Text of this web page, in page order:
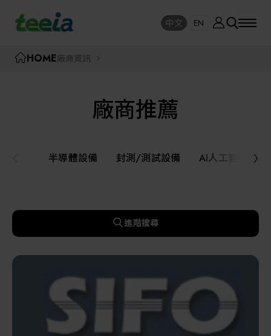
TEEIA
中文 EN
HOME廠商資訊
廠商推薦
半導體設備 封測/測試設備 AI人工智慧與
進階搜尋
中文 EN
課程研討
線上課程專區
解決方案
廠商資訊
廠商資訊
封測/測試設備
機器人與應用服務
關鍵模組/設備零組件材料加工與服務
智慧醫療
智慧檢測設備與系統